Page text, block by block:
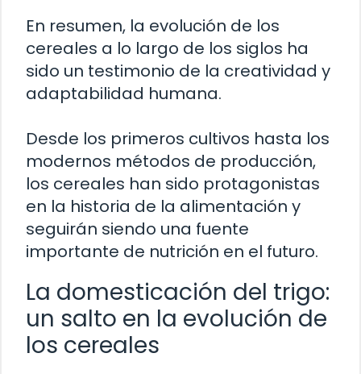
En resumen, la evolución de los
cereales a lo largo de los siglos ha
sido un testimonio de la creatividad y
adaptabilidad humana.
Desde los primeros cultivos hasta los
modernos métodos de producción,
los cereales han sido protagonistas
en la historia de la alimentación y
seguirán siendo una fuente
importante de nutrición en el futuro.
La domesticación del trigo:
un salto en la evolución de
los cereales